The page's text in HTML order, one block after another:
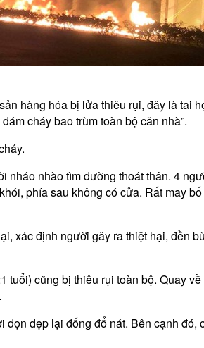
hàng hóa bị lửa thiêu rụi, đây là tai
cháy bao trùm toàn bộ căn nhà”.
nháo nhào tìm đường thoát thân. 4
phía sau không có cửa. Rất may
xác định người gây ra thiệt hại, đền
cũng bị thiêu rụi toàn bộ. Quay
dẹp lại đống đổ nát. Bên cạnh